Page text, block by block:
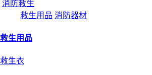
消防救生
救生用品 消防器材
救生用品
救生衣